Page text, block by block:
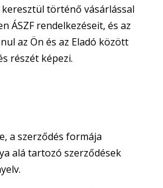
történő vásárlással
ÁSZF rendelkezéseit, és az
az Ön és az Eladó között
részét képezi.
a szerződés formája
alá tartozó szerződések